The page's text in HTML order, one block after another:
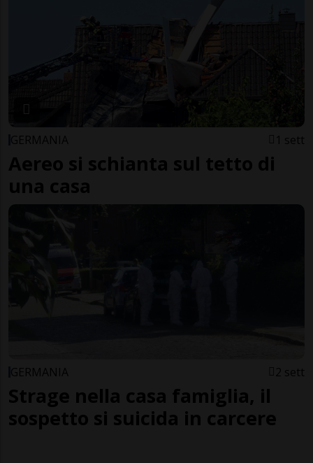
GERMANIA 1 sett
Aereo si schianta sul tetto di
una casa
GERMANIA 2 sett
Strage nella casa famiglia, il
sospetto si suicida in carcere